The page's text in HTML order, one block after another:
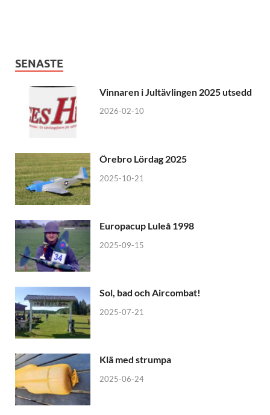
SENASTE
Vinnaren i Jultävlingen 2025 utsedd
2026-02-10
Örebro Lördag 2025
2025-10-21
Europacup Luleå 1998
2025-09-15
Sol, bad och Aircombat!
2025-07-21
Klä med strumpa
2025-06-24